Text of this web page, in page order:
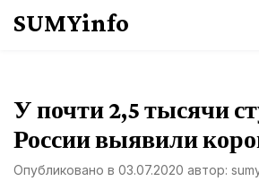
SUMYinfo
У почти 2,5 тысячи
России выявили
Опубликовано в 03.07.2020 автор: